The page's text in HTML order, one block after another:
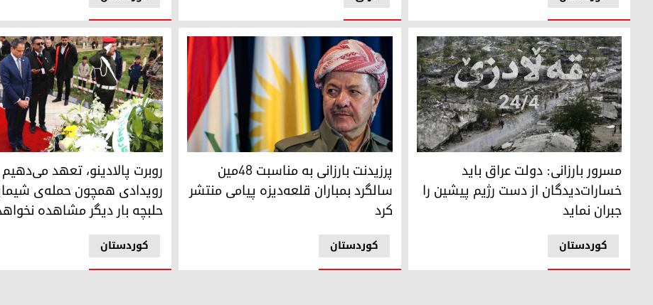
مسرور بارزانی: دولت عراق باید خسارات‌دیدگان از دست رژیم پیشین را جبران نماید
کوردستان
مسرور بارزانی: دولت عراق باید
خسارات‌دیدگان از دست رژیم پیشین را
جبران نماید
پرزیدنت بارزانی به مناسبت ۴۸مین سالگرد بمباران قلعه‌دیزه پیامی منتشر کرد
کوردستان
پرزیدنت بارزانی به مناسبت ۴۸مین
سالگرد بمباران قلعه‌دیزه پیامی منتشر
کرد
روبرت پالادینو، تعهد می‌دهیم
کوردستان
روبرت پالادینو، تعهد می‌دهیم
رویدادی همچون حمله‌ی
حلبچه بار دیگر مشاهده